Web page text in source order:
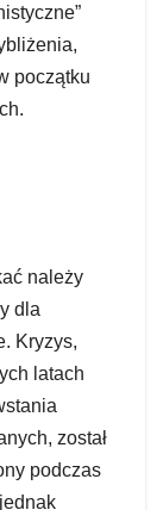
początku
należy
dla
Kryzys,
latach
został
podczas